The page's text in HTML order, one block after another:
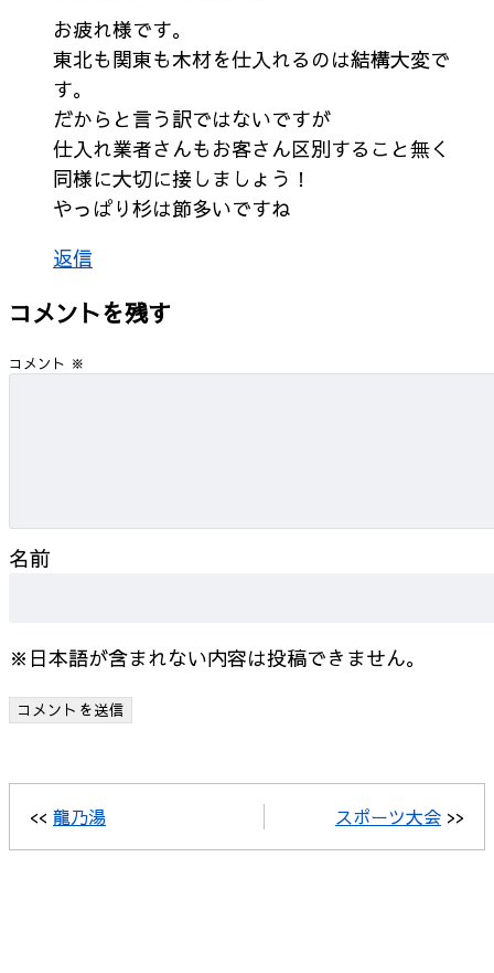
お疲れ様です。
東北も関東も木材を仕入れるのは結構大変で
す。
だからと言う訳ではないですが
仕入れ業者さんもお客さん区別すること無く
同様に大切に接しましょう！
やっぱり杉は節多いですね
返信
コメントを残す
コメント ※
名前
※日本語が含まれない内容は投稿できません。
<< 龍乃湯 スポーツ大会 >>